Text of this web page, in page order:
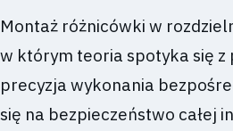
Montaż różnicówki w
w którym teoria spotyka się z
precyzja wykonania
się na bezpieczeństwo całej